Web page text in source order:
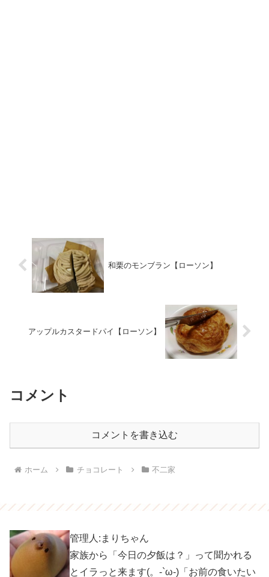
和栗のモンブラン【ローソン】
アップルカスタードパイ【ローソン】
コメント
コメントを書き込む
ホーム チョコレート 不二家
管理人:まりちゃん
家族から「今日の夕飯は？」って聞かれる
とイラっと来ます(。-`ω-)「お前の食いたい